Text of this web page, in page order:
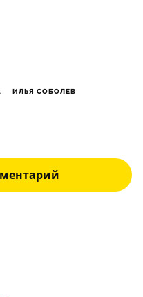
ИЛЬЯ СОБОЛЕВ